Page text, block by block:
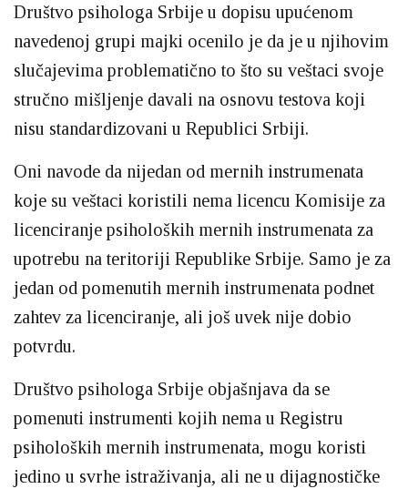
Društvo psihologa Srbije u dopisu upućenom
navedenoj grupi majki ocenilo je da je u njihovim
slučajevima problematično to što su veštaci svoje
stručno mišljenje davali na osnovu testova koji
nisu standardizovani u Republici Srbiji.
Oni navode da nijedan od mernih instrumenata
koje su veštaci koristili nema licencu Komisije za
licenciranje psiholoških mernih instrumenata za
upotrebu na teritoriji Republike Srbije. Samo je za
jedan od pomenutih mernih instrumenata podnet
zahtev za licenciranje, ali još uvek nije dobio
potvrdu.
Društvo psihologa Srbije objašnjava da se
pomenuti instrumenti kojih nema u Registru
psiholoških mernih instrumenata, mogu koristi
jedino u svrhe istraživanja, ali ne u dijagnostičke